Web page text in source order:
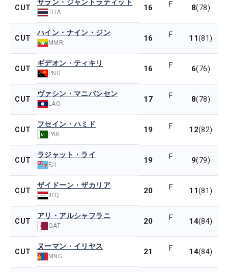
CUT
サラン・ジャントラティット
THA 16 F 8(78)
CUT
ハイン・ナイン・ジン
MMR 16 F 11(81)
CUT
ギデオン・ティキリ
PNG 16 F 6(76)
CUT
ヴァシン・マニバンセン
LAO 17 F 8(78)
CUT
フセイン・ハミド
PAK 19 F 12(82)
CUT
ラジャット・ライ
FJI 19 F 9(79)
CUT
ザイドーン・ザカリア
IRQ 20 F 11(81)
CUT
アリ・アルシャフラニ
QAT 20 F 14(84)
CUT
ヌーマン・イリヤス
MNG 21 F 14(84)